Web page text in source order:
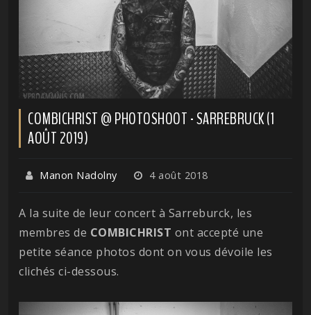
COMBICHRIST @ PHOTOSHOOT - SARREBRUCK (1
AOÛT 2019)
Manon Nadolny 4 août 2018
A la suite de leur concert à Sarreburck, les
membres de COMBICHRIST ont accepté une
petite séance photos dont on vous dévoile les
clichés ci-dessous.